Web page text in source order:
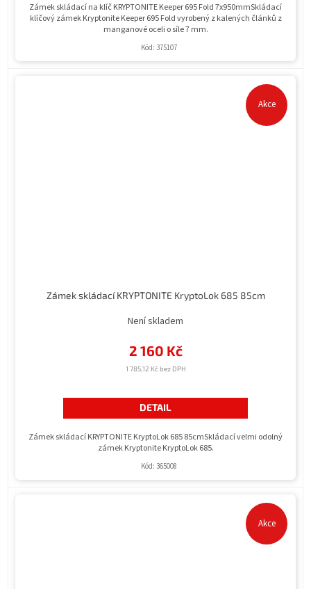
Zámek skládací na klíč KRYPTONITE Keeper 695 Fold 7x950mmSkládací
klíčový zámek Kryptonite Keeper 695 Fold vyrobený z kalených článků z
manganové oceli o síle 7 mm.
Kód: 375107
Akce
Zámek skládací KRYPTONITE KryptoLok 685 85cm
Není skladem
1 785,12 Kč bez DPH
2 160 Kč
DETAIL
Zámek skládací KRYPTONITE KryptoLok 685 85cmSkládací velmi odolný
zámek Kryptonite KryptoLok 685.
Kód: 365008
Akce